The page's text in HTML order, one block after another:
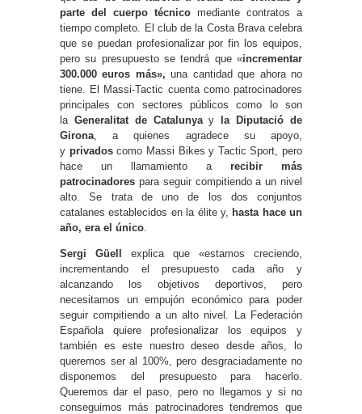
parte del cuerpo técnico mediante contratos a
tiempo completo. El club de la Costa Brava celebra
que se puedan profesionalizar por fin los equipos,
pero su presupuesto se tendrá que «incrementar
300.000 euros más», una cantidad que ahora no
tiene. El Massi-Tactic cuenta como patrocinadores
principales con sectores públicos como lo son
la Generalitat de Catalunyay la Diputació de
Girona , a quienes agradece su apoyo,
y privadoscomo Massi Bikes y Tactic Sport, pero
hace un llamamiento a recibir más
patrocinadores para seguir compitiendo a un nivel
alto. Se trata de uno de los dos conjuntos
catalanes establecidos en la élite y, hasta hace un
año, era el único
Sergi Güell
explica que «estamos creciendo,
incrementando el presupuesto cada año y
alcanzando los objetivos deportivos, pero
necesitamos un empujón económico para poder
seguir compitiendo a un alto nivel. La Federación
Española quiere profesionalizar los equipos y
también es este nuestro deseo desde años, lo
queremos ser al 100%, pero desgraciadamente no
disponemos del presupuesto para hacerlo.
Queremos dar el paso, pero no llegamos y si no
conseguimos más patrocinadores tendremos que